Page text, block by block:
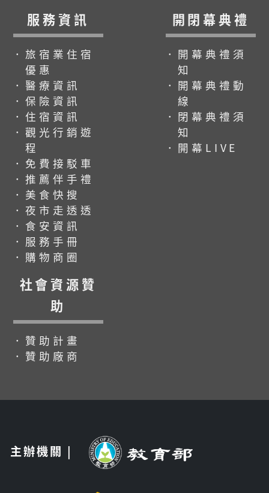
服務資訊
．旅宿業住宿
優惠
．醫療資訊
．保險資訊
．住宿資訊
．觀光行銷遊
程
．免費接駁車
．推薦伴手禮
．美食快搜
．夜市走透透
．食安資訊
．服務手冊
．購物商圈
開閉幕典禮
．開幕典禮須
知
．開幕典禮動
線
．閉幕典禮須
知
．開幕LIVE
社會資源贊
助
．贊助計畫
．贊助廠商
主辦機關 |